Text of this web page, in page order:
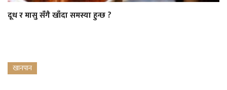
दूध र मासु सँगै खाँदा समस्या हुन्छ ?
खानपान